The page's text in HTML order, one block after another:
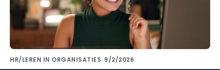
HR/LEREN IN ORGANISATIES 9/2/2026